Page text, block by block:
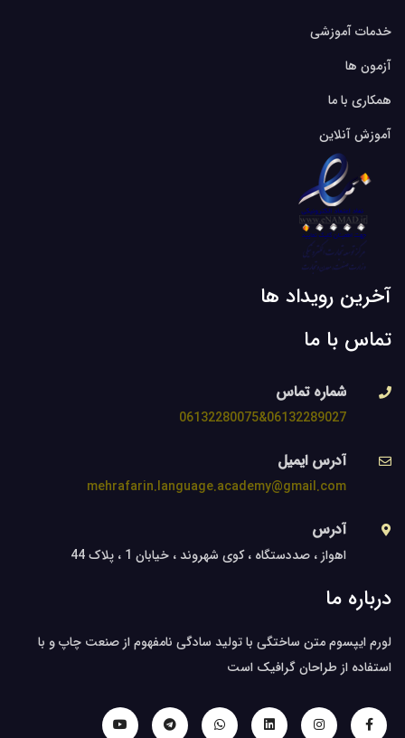
خدمات آموزشی
آزمون ها
همکاری با ما
آموزش آنلاین
آخرین رویداد ها
تماس با ما
شماره تماس
06132289027&06132280075
آدرس ایمیل
mehrafarin.language.academy@gmail.com
آدرس
اهواز ، صددستگاه ، کوی شهروند ، خیابان 1 ، پلاک 44
درباره ما
لورم ایپسوم متن ساختگی با تولید سادگی نامفهوم از صنعت چاپ و با
استفاده از طراحان گرافیک است